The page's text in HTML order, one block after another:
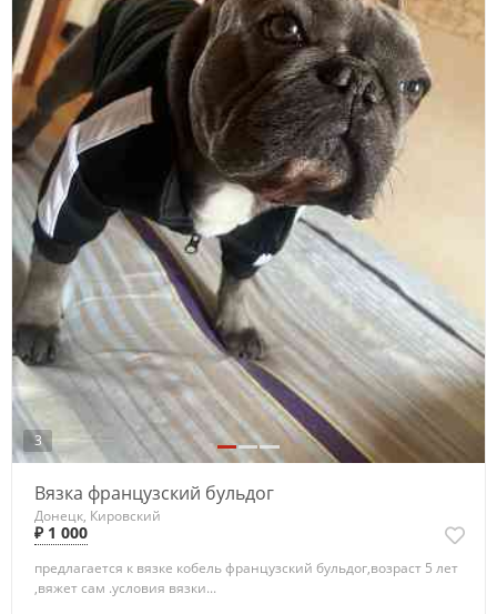
3
Вязка французский бульдог
Донецк, Кировский
₽ 1 000
предлагается к вязке кобель французский бульдог,возраст 5 лет
,вяжет сам .условия вязки...